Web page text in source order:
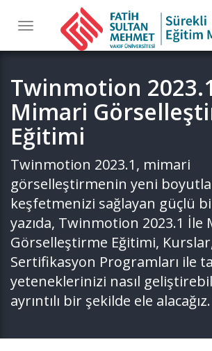
Toggle
navigation
Twinmotion
Mimari
Eğitimi
Twinmotion 2023.1, mimari
görselleştirmenin yeni
keşfetmenizi sağlayan güçlü
yazıda, Twinmotion 2023.1 İle
Görselleştirme Eğitimi,
Sertifikasyon Programları ile
yeteneklerinizi nasıl
ayrıntılı bir şekilde ele alacağız.